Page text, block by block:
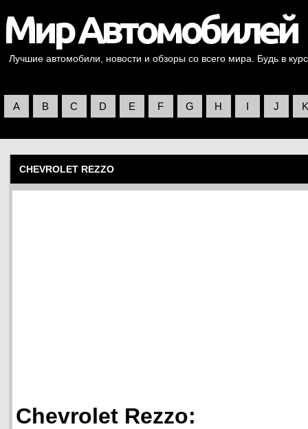
Лучшие автомобили, новости и обзоры со всего мира. Будь в
A B C D E F G H I J K
CHEVROLET REZZO
Chevrolet Rezzo: